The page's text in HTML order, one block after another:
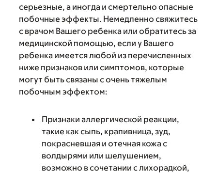
серьезные, а иногда и смертельно опасные
побочные эффекты. Немедленно свяжитесь
с врачом Вашего ребенка или обратитесь за
медицинской помощью, если у Вашего
ребенка имеется любой из перечисленных
ниже признаков или симптомов, которые
могут быть связаны с очень тяжелым
побочным эффектом:
Признаки аллергической реакции,
такие как сыпь, крапивница, зуд,
покрасневшая и отечная кожа с
волдырями или шелушением,
возможно в сочетании с лихорадкой,